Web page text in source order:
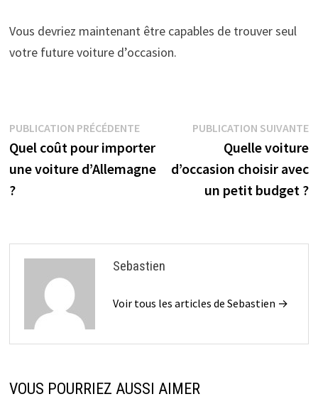
Vous devriez maintenant être capables de trouver seul
votre future voiture d’occasion.
Navigation
de
l’article
PUBLICATION PRÉCÉDENTEPublication
précédente :
Quel coût pour importer
une voiture d’Allemagne
?
PUBLICATION SUIVANTE
Quelle voiture
d’occasion choisir avec
un petit budget ?
Sebastien
Voir tous les articles de Sebastien →
VOUS POURRIEZ AUSSI AIMER